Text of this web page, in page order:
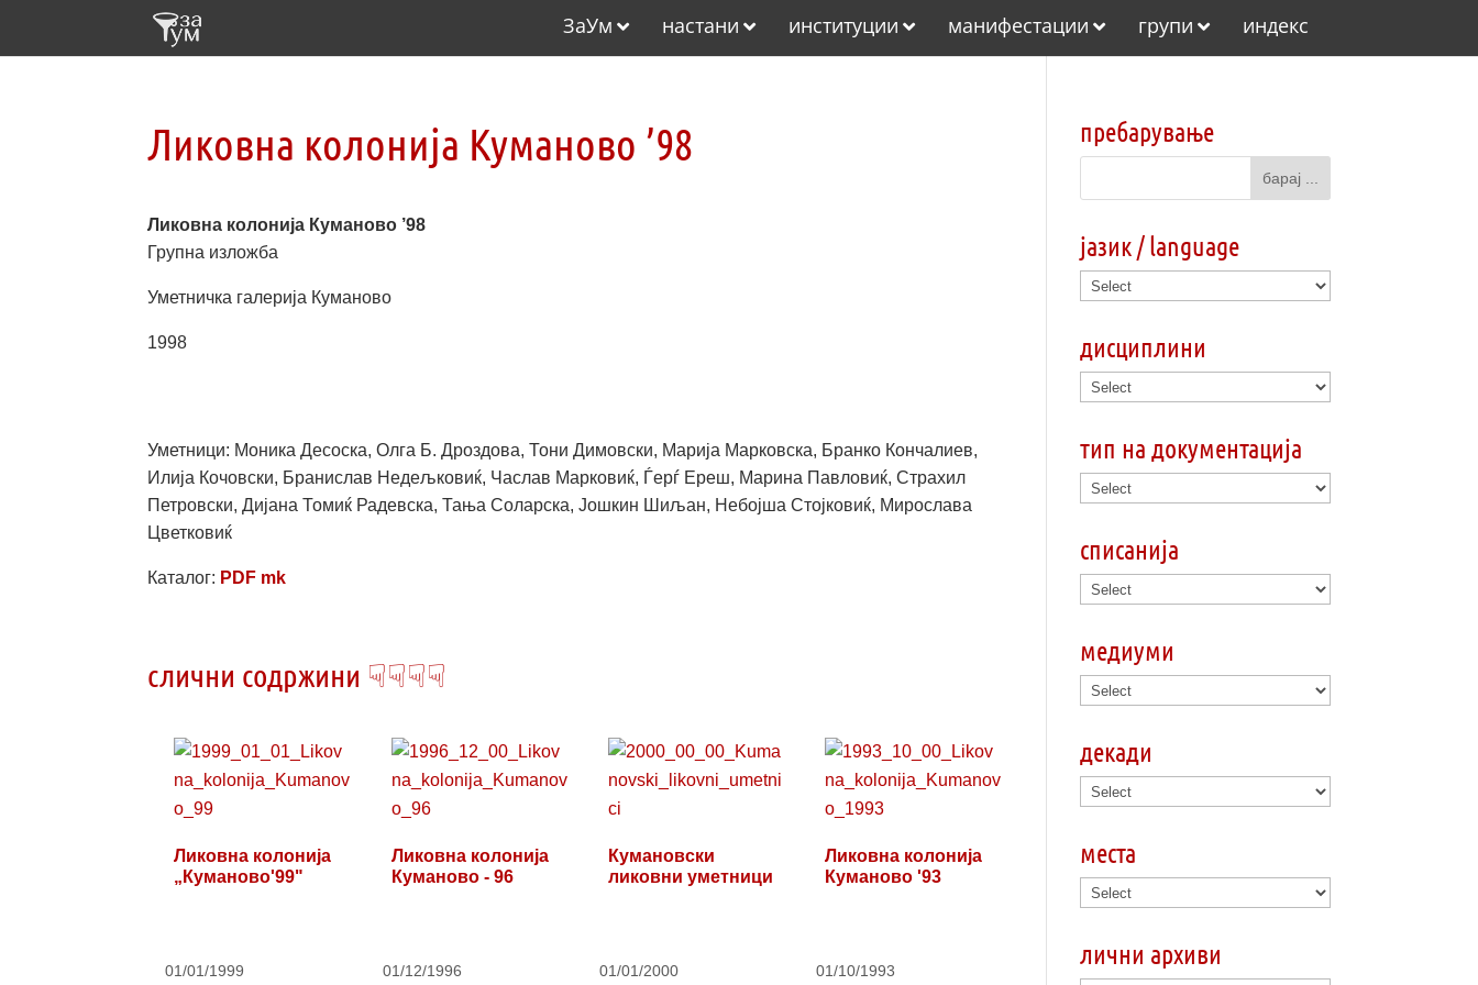
ЗаУм настани институции манифестации групи индекс
Ликовна колонија Куманово ’98
Ликовна колонија Куманово ’98
Групна изложба
Уметничка галерија Куманово
1998
Уметници: Моника Десоска, Олга Б. Дроздова, Тони Димовски, Марија Марковска, Бранко Кончалиев,
Илија Кочовски, Бранислав Недељковиќ, Часлав Марковиќ, Ѓерѓ Ереш, Марина Павловиќ, Страхил
Петровски, Дијана Томиќ Радевска, Тања Соларска, Јошкин Шиљан, Небојша Стојковиќ, Мирослава
Цветковиќ
Каталог: PDF mk
слични содржини ☟☟☟☟
Ликовна колонија
„Куманово'99"
01/01/1999
Ликовна колонија
Куманово - 96
01/12/1996
Кумановски
ликовни уметници
01/01/2000
Ликовна колонија
Куманово '93
01/10/1993
пребарување
јазик / language
дисциплини
тип на документација
списанија
медиуми
декади
места
лични архиви